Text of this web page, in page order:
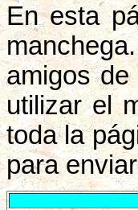
En esta
amigos
utilizar el
toda la
para